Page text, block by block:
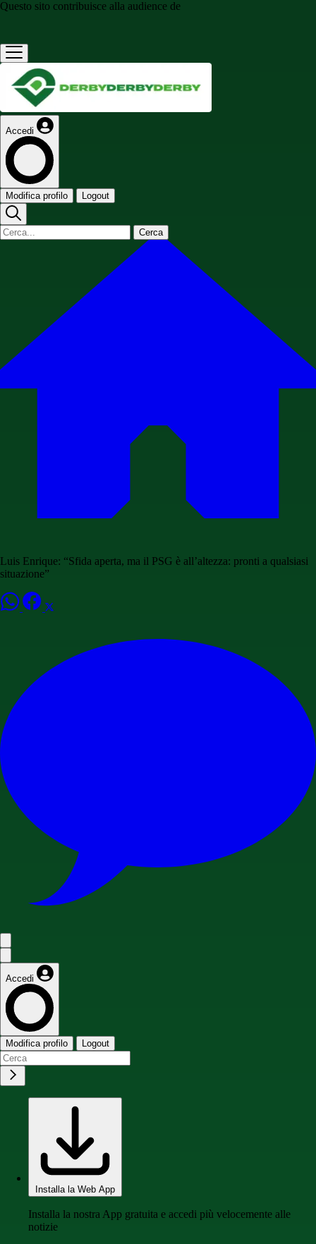
Questo sito contribuisce alla audience de
Accedi
Modifica profilo Logout
Cerca
Luis Enrique: “Sfida aperta, ma il PSG è all’altezza: pronti a qualsiasi
situazione”
Accedi
Modifica profilo Logout
Installa la Web App
Installa la nostra App gratuita e accedi più velocemente alle
notizie